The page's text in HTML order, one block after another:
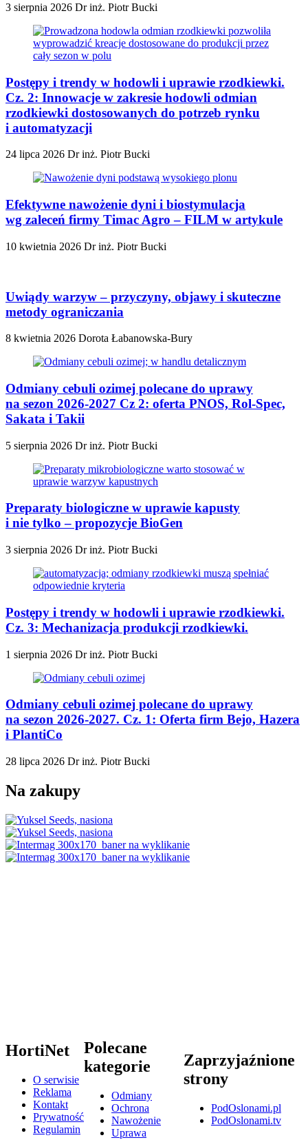
3 sierpnia 2026 Dr inż. Piotr Bucki
Postępy i trendy w hodowli i uprawie rzodkiewki.
Cz. 2: Innowacje w zakresie hodowli odmian
rzodkiewki dostosowanych do potrzeb rynku
i automatyzacji
24 lipca 2026 Dr inż. Piotr Bucki
Efektywne nawożenie dyni i biostymulacja
wg zaleceń firmy Timac Agro – FILM w artykule
10 kwietnia 2026 Dr inż. Piotr Bucki
Uwiądy warzyw – przyczyny, objawy i skuteczne
metody ograniczania
8 kwietnia 2026 Dorota Łabanowska-Bury
Odmiany cebuli ozimej polecane do uprawy
na sezon 2026-2027 Cz 2: oferta PNOS, Rol-Spec,
Sakata i Takii
5 sierpnia 2026 Dr inż. Piotr Bucki
Preparaty biologiczne w uprawie kapusty
i nie tylko – propozycje BioGen
3 sierpnia 2026 Dr inż. Piotr Bucki
Postępy i trendy w hodowli i uprawie rzodkiewki.
Cz. 3: Mechanizacja produkcji rzodkiewki.
1 sierpnia 2026 Dr inż. Piotr Bucki
Odmiany cebuli ozimej polecane do uprawy
na sezon 2026-2027. Cz. 1: Oferta firm Bejo, Hazera
i PlantiCo
28 lipca 2026 Dr inż. Piotr Bucki
Na zakupy
HortiNet
O serwisie
Reklama
Kontakt
Prywatność
Regulamin
Polecane
kategorie
Odmiany
Ochrona
Nawożenie
Uprawa
Zaprzyjaźnione
strony
PodOslonami.pl
PodOslonami.tv